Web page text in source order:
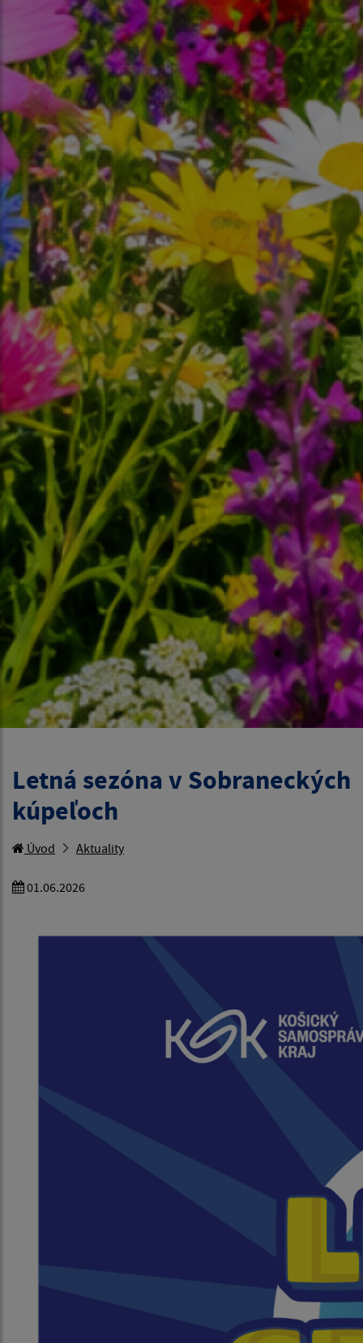
Letná sezóna v Sobraneckých
kúpeľoch
Úvod Aktuality
01.06.2026